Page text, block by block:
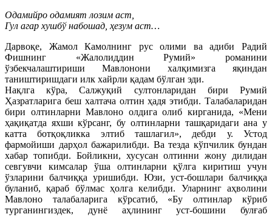
Одамийро одамият лозим аст,
Гул агар хушбў набошад, ҳезум аст…
Дарвоқе, Жамол Камолнинг рус олими ва адиби Радий
Фишнинг «Жалолиддин Румий» романини
ўзбекчалаштириши Мавлонони халқимизга яқиндан
таништиришдаги илк хайрли қадам бўлган эди.
Нақлга кўра, Салжуқий султонларидан бири Румий
Ҳазратларига беш халтача олтин ҳадя этибди. Талабаларидан
бири олтинларни Мавлоно олдига олиб кирганида, «Мени
ҳақиқатда яхши кўрсанг, бу олтинларни ташқаридаги ана у
катта ботқоқликка элтиб ташлагил», дебди у. Устод
фармойиши дарҳол бажарилибди. Ва тезда кўпчилик бундан
хабар топибди. Бойликни, хусусан олтинни жону дилидан
севгувчи кимсалар ўша олтинларни қўлга киритиш учун
ўзларини балчиққа уришибди. Юзи, уст-бошлари балчиққа
буланиб, қараб бўлмас ҳолга келибди. Уларнинг аҳволини
Мавлоно талабаларига кўрсатиб, «Бу олтинлар кўриб
турганингиздек, дунё аҳлининг уст-бошини булғаб